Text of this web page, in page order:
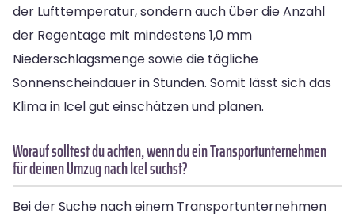
der Lufttemperatur, sondern auch über die Anzahl
der Regentage mit mindestens 1,0 mm
Niederschlagsmenge sowie die tägliche
Sonnenscheindauer in Stunden. Somit lässt sich das
Klima in Icel gut einschätzen und planen.
Worauf solltest du achten, wenn du ein Transportunternehmen
für deinen Umzug nach Icel suchst?
Bei der Suche nach einem Transportunternehmen